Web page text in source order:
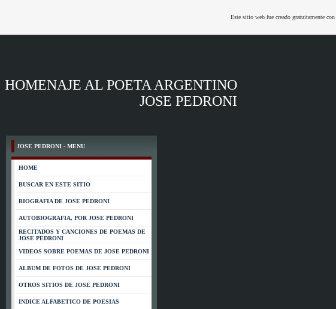
HOMENAJE AL POETA ARGENTINO
JOSE PEDRONI
JOSE PEDRONI - MENU
HOME
BUSCAR EN ESTE SITIO
BIOGRAFIA DE JOSE PEDRONI
AUTOBIOGRAFIA, POR JOSE PEDRONI
RECITADOS Y CANCIONES DE POEMAS DE
JOSE PEDRONI
VIDEOS SOBRE POEMAS DE JOSE PEDRONI
ALBUM DE FOTOS DE JOSE PEDRONI
OTROS SITIOS DE JOSE PEDRONI
INDICE ALFABETICO DE POESIAS
Este sitio web fue creado gratuitamente con